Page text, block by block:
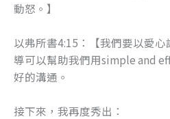
動怒。】
以弗所書4:15：【我們要以愛
導可以幫助我們用simple and
好的溝通。
接下來，我再度秀出：